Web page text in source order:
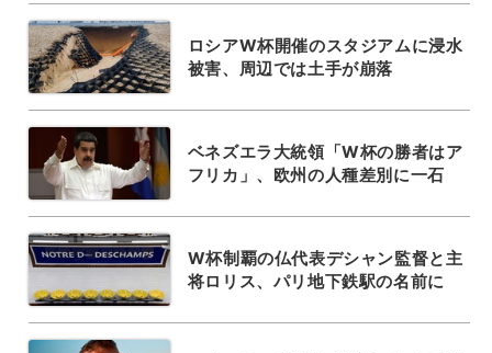
ロシアW杯開催のスタジアムに浸水
被害、周辺では土手が崩落
ベネズエラ大統領「W杯の勝者はア
フリカ」、欧州の人種差別に一石
W杯制覇の仏代表デシャン監督と主
将ロリス、パリ地下鉄駅の名前に